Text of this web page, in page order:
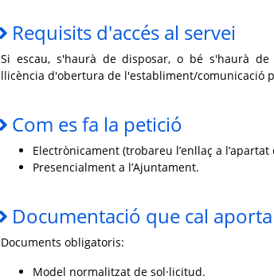
Requisits d'accés al servei
Si escau, s'haurà de disposar, o bé s'haurà
llicència d'obertura de l'establiment/comunicació
Com es fa la petició
Electrònicament (trobareu l’enllaç a
Presencialment a l’Ajuntament.
Documentació que cal
Documents obligatoris:
Model normalitzat de sol·licitud.